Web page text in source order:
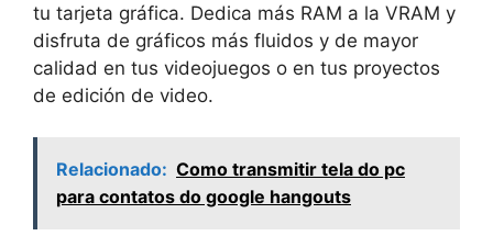
tu tarjeta gráfica. Dedica más RAM a la VRAM y
disfruta de gráficos más fluidos y de mayor
calidad en tus videojuegos o en tus proyectos
de edición de video.
Relacionado: Como transmitir tela do pc
para contatos do google hangouts